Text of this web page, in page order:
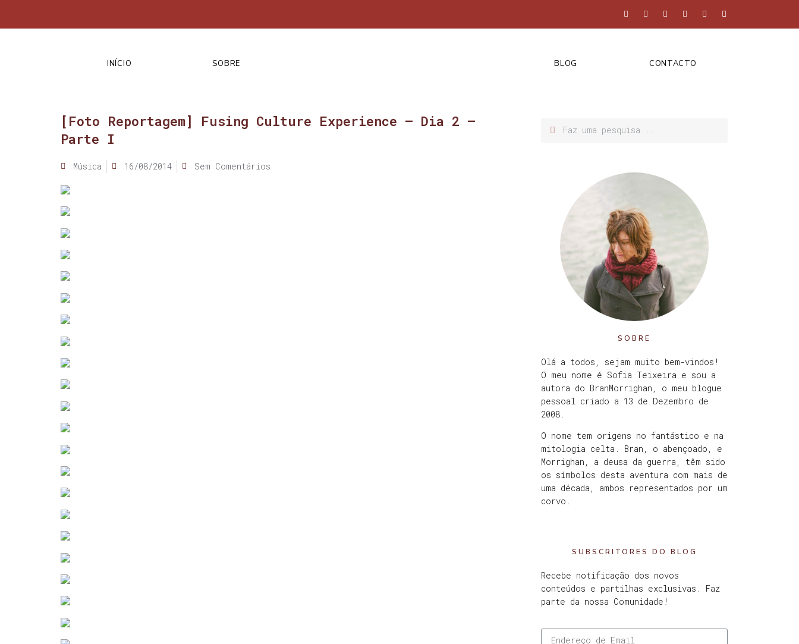
INÍCIO SOBRE BLOG CONTACTO
[Foto Reportagem] Fusing Culture Experience – Dia 2 –
Parte I
Música 16/08/2014 Sem Comentários
SOBRE
Olá a todos, sejam muito bem-vindos!
O meu nome é Sofia Teixeira e sou a
autora do BranMorrighan, o meu blogue
pessoal criado a 13 de Dezembro de
2008.
O nome tem origens no fantástico e na
mitologia celta. Bran, o abençoado, e
Morrighan, a deusa da guerra, têm sido
os símbolos desta aventura com mais de
uma década, ambos representados por um
corvo.
SUBSCRITORES DO BLOG
Recebe notificação dos novos
conteúdos e partilhas exclusivas. Faz
parte da nossa Comunidade!